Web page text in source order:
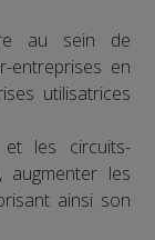
au sein de
entreprises en
utilisatrices
et les circuits-
augmenter les
ainsi son